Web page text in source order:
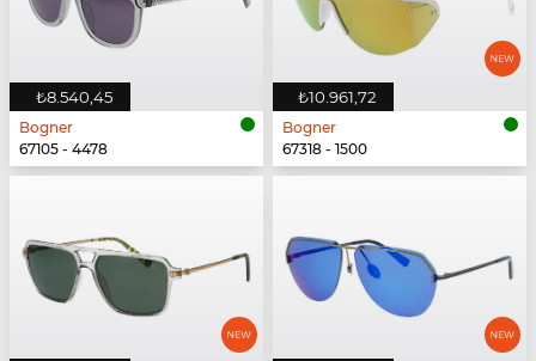
₺8.540,45
Bogner
67105 - 4478
₺10.961,72
Bogner
67318 - 1500